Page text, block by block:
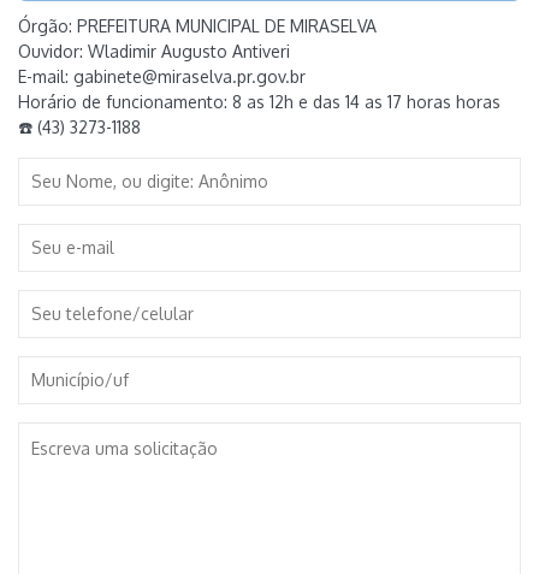
Órgão: PREFEITURA MUNICIPAL DE MIRASELVA
Ouvidor: Wladimir Augusto Antiveri
E-mail: gabinete@miraselva.pr.gov.br
Horário de funcionamento: 8 as 12h e das 14 as 17 horas horas
☎️ (43) 3273-1188